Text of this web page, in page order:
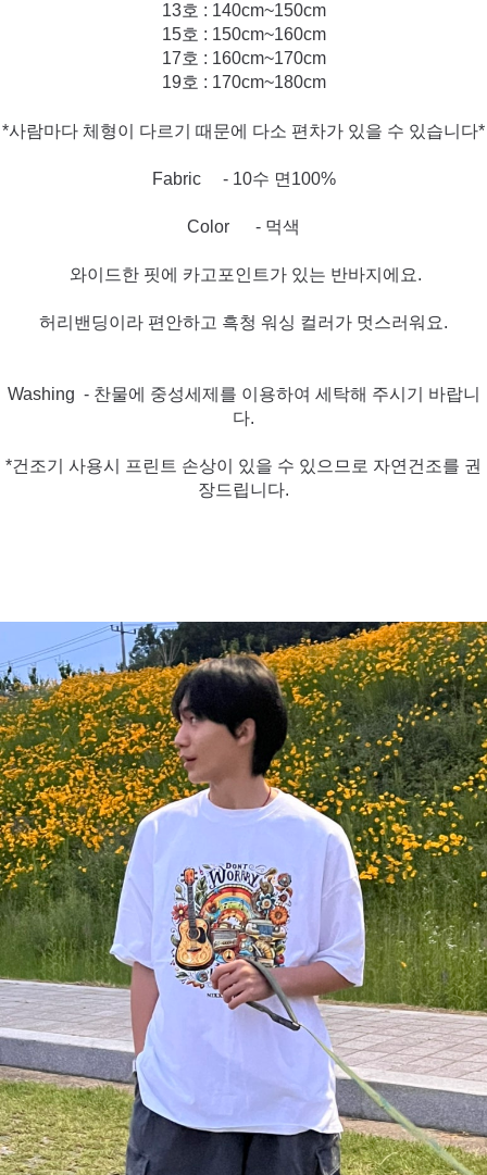
13호 : 140cm~150cm
15호 : 150cm~160cm
17호 : 160cm~170cm
19호 : 170cm~180cm
*사람마다 체형이 다르기 때문에 다소 편차가 있을 수 있습니다*
Fabric - 10수 면100%
Color - 먹색
와이드한 핏에 카고포인트가 있는 반바지에요.
허리밴딩이라 편안하고 흑청 워싱 컬러가 멋스러워요.
Washing - 찬물에 중성세제를 이용하여 세탁해 주시기 바랍니
다.
*건조기 사용시 프린트 손상이 있을 수 있으므로 자연건조를 권
장드립니다.